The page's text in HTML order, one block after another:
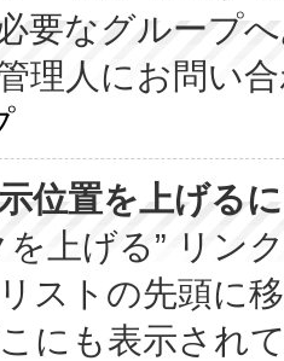
要なグループ
理人にお問い
位置を上げる
を上げる” リン
ストの先頭に
にも表示され